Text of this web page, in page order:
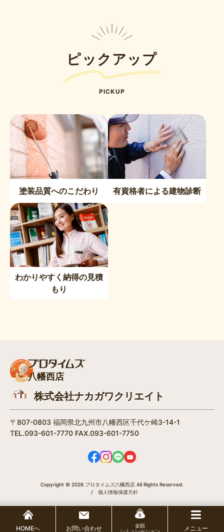
ピックアップ
PICKUP
塗装品質へのこだわり 有資格者による建物診断
わかりやすく納得の見積
もり
八幡西店
株式会社ナカガワクリエイト
〒807-0803 福岡県北九州市八幡西区千代ケ崎3-14-1
TEL.093-601-7770 FAX.093-601-7750
Copyright © 2026 プロタイムズ八幡西店 All Rights Reserved.
/
個人情報保護方針
HOMEへ お問い合わせ
金額
シミュレーション
メニュー